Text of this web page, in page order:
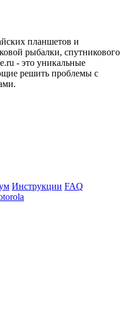
планшетов и
рыбалки, спутникового
- это уникальные
решить проблемы с
Инструкции FAQ